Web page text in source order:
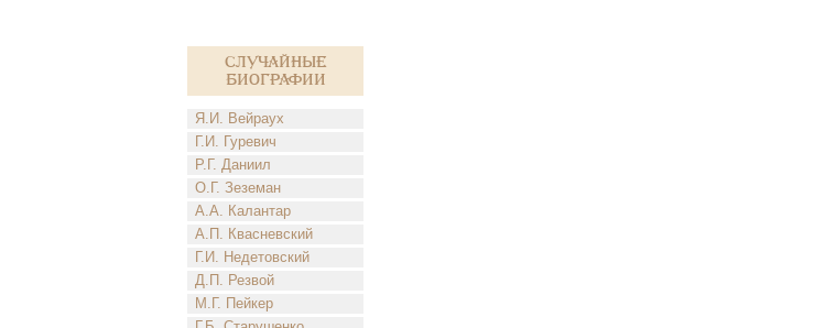
Случайные
биографии
Я.И. Вейраух
Г.И. Гуревич
Р.Г. Даниил
О.Г. Зеземан
А.А. Калантар
А.П. Квасневский
Г.И. Недетовский
Д.П. Резвой
М.Г. Пейкер